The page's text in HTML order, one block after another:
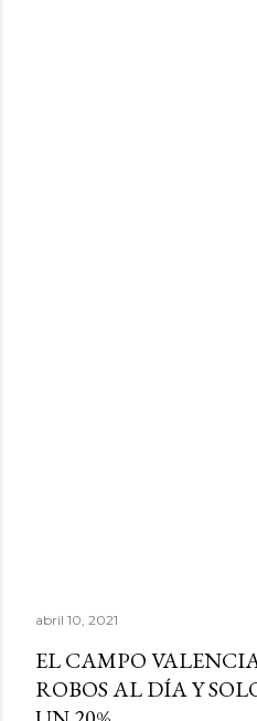
abril 10, 2021
EL CAMPO
ROBOS AL DÍA Y